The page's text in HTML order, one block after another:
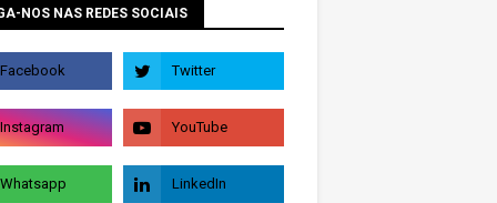
NOS NAS REDES SOCIAIS